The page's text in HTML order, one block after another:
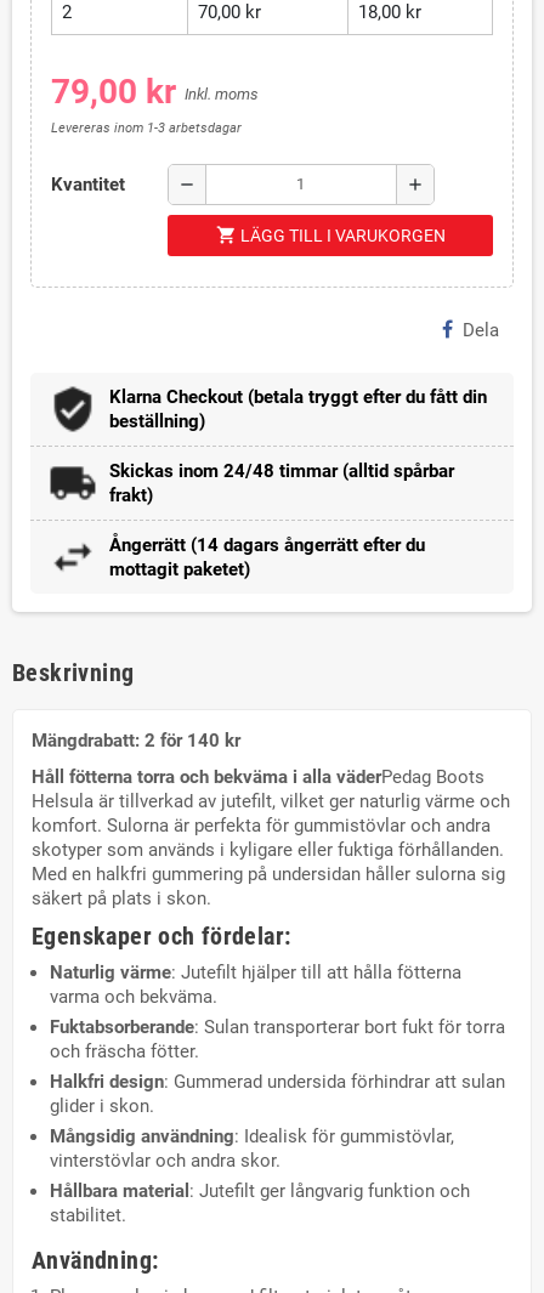
2 70,00 kr 18,00 kr
79,00 kr Inkl. moms
Levereras inom 1-3 arbetsdagar
Kvantitet remove add
shopping_cart LÄGG TILL I VARUKORGEN
Dela
Klarna Checkout (betala tryggt efter du fått din
beställning)
Skickas inom 24/48 timmar (alltid spårbar
frakt)
Ångerrätt (14 dagars ångerrätt efter du
mottagit paketet)
Beskrivning
Mängdrabatt: 2 för 140 kr
Håll fötterna torra och bekväma i alla väderPedag Boots
Helsula är tillverkad av jutefilt, vilket ger naturlig värme och
komfort. Sulorna är perfekta för gummistövlar och andra
skotyper som används i kyligare eller fuktiga förhållanden.
Med en halkfri gummering på undersidan håller sulorna sig
säkert på plats i skon.
Egenskaper och fördelar:
Naturlig värme: Jutefilt hjälper till att hålla fötterna
varma och bekväma.
Fuktabsorberande: Sulan transporterar bort fukt för torra
och fräscha fötter.
Halkfri design: Gummerad undersida förhindrar att sulan
glider i skon.
Mångsidig användning: Idealisk för gummistövlar,
vinterstövlar och andra skor.
Hållbara material : Jutefilt ger långvarig funktion och
stabilitet.
Användning: